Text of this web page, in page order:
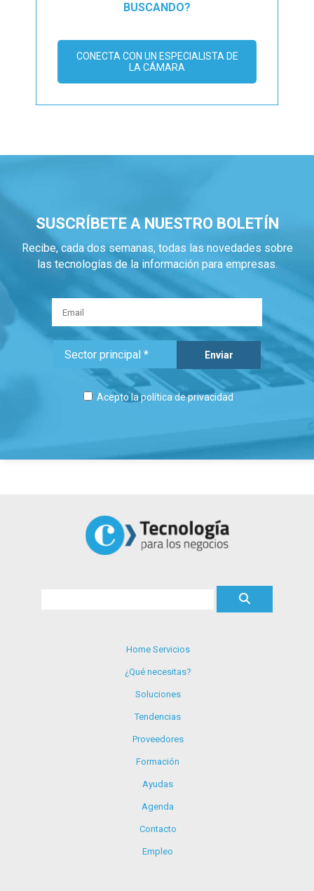
BUSCANDO?
CONECTA CON UN ESPECIALISTA DE
LA CÁMARA
SUSCRÍBETE A NUESTRO BOLETÍN
Recibe, cada dos semanas, todas las novedades sobre
las tecnologías de la información para empresas.
Acepto lapolítica de privacidad
Home Servicios
¿Qué necesitas?
Soluciones
Tendencias
Proveedores
Formación
Ayudas
Agenda
Contacto
Empleo